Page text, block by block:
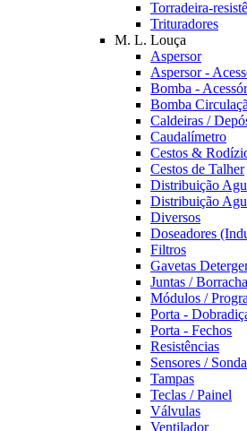
Torradeira-
Trituradores
M. L. Louça
Aspersor
Aspersor -
Bomba -
Bomba
Caldeiras /
Caudalímetro
Cestos &
Cestos de Talher
Distribuição
Distribuição
Diversos
Doseadores
Filtros
Gavetas
Juntas /
Módulos /
Porta -
Porta - Fechos
Resistências
Sensores /
Tampas
Teclas / Painel
Válvulas
Ventilador